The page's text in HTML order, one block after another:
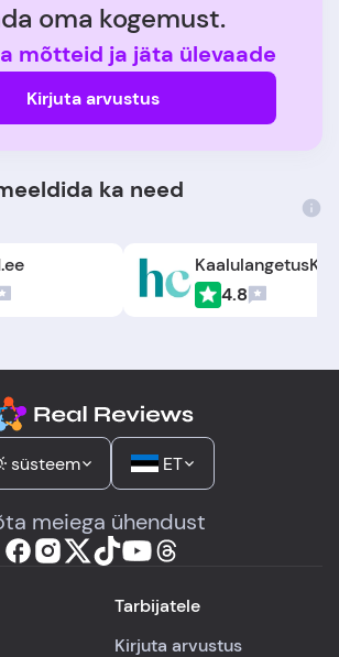
oma kogemust.
mõtteid ja jäta ülevaade
Kirjuta arvustus
ka need
4.8
süsteem ET
meiega ühendust
Tarbijatele
Kirjuta arvustus